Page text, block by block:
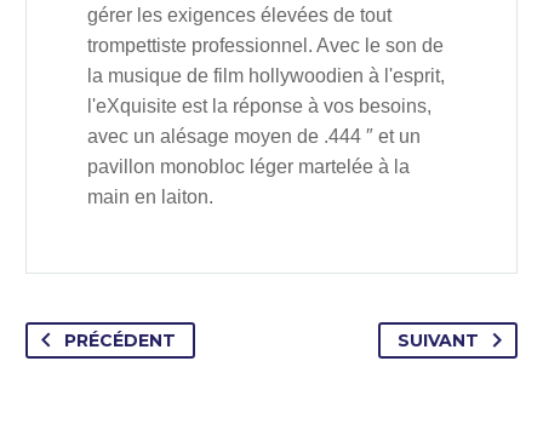
gérer les exigences élevées de tout
trompettiste professionnel. Avec le son de
la musique de film hollywoodien à l'esprit,
l'eXquisite est la réponse à vos besoins,
avec un alésage moyen de .444 ″ et un
pavillon monobloc léger martelée à la
main en laiton.
PRÉCÉDENT SUIVANT